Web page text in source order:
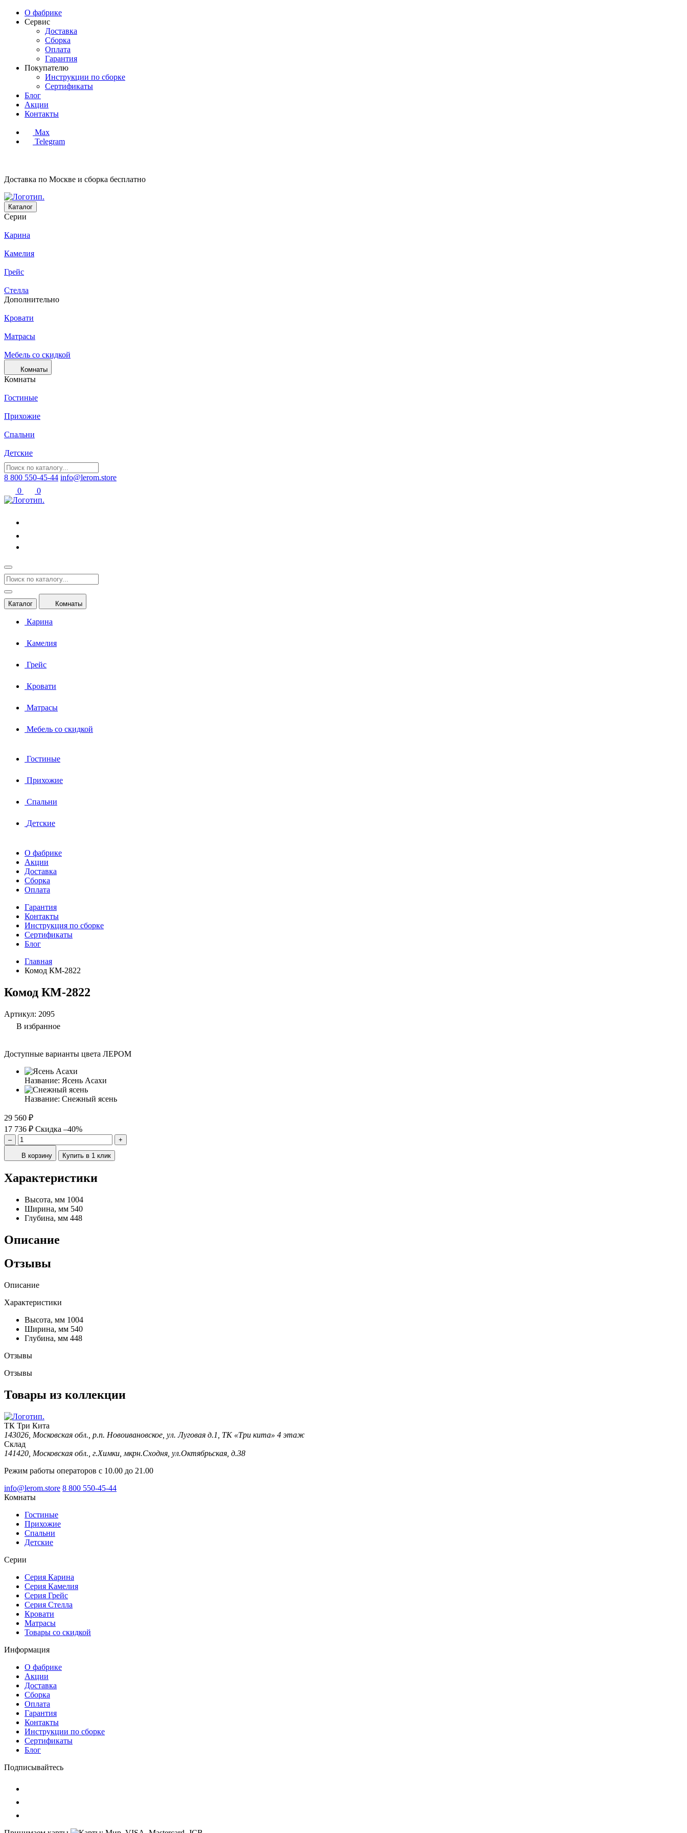
О фабрике
Сервис
Доставка
Сборка
Оплата
Гарантия
Покупателю
Инструкции по сборке
Сертификаты
Блог
Акции
Контакты
Max
Telegram
Доставка по Москве и сборка бесплатно
Каталог
Серии
Карина
Камелия
Грейс
Стелла
Дополнительно
Кровати
Матрасы
Мебель со скидкой
Комнаты
Комнаты
Гостиные
Прихожие
Спальни
Детские
8 800 550-45-44 info@lerom.store
0
0
Каталог Комнаты
Карина
Камелия
Грейс
Кровати
Матрасы
Мебель со скидкой
Гостиные
Прихожие
Спальни
Детские
О фабрике
Акции
Доставка
Сборка
Оплата
Гарантия
Контакты
Инструкция по сборке
Сертификаты
Блог
Главная
Комод КМ-2822
Комод КМ-2822
Артикул: 2095
В избранное
Доступные варианты цвета ЛЕРОМ
Название: Ясень Асахи
Название: Снежный ясень
29 560 ₽
17 736 ₽ Скидка –40%
– +
В корзину Купить в 1 клик
Характеристики
Высота, мм 1004
Ширина, мм 540
Глубина, мм 448
Описание
Отзывы
Описание
Характеристики
Высота, мм 1004
Ширина, мм 540
Глубина, мм 448
Отзывы
Отзывы
Товары из коллекции
ТК Три Кита
143026, Московская обл., р.п. Новоивановское, ул. Луговая д.1, ТК «Три кита» 4 этаж
Склад
141420, Московская обл., г.Химки, мкрн.Сходня, ул.Октябрьская, д.38
Режим работы операторов с 10.00 до 21.00
info@lerom.store 8 800 550-45-44
Комнаты
Гостиные
Прихожие
Спальни
Детские
Серии
Серия Карина
Серия Камелия
Серия Грейс
Серия Стелла
Кровати
Матрасы
Товары со скидкой
Информация
О фабрике
Акции
Доставка
Сборка
Оплата
Гарантия
Контакты
Инструкции по сборке
Сертификаты
Блог
Подписывайтесь